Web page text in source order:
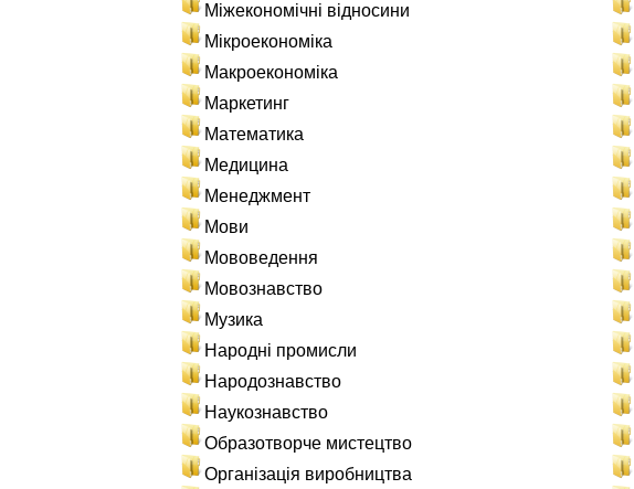
Міжекономічні відносини
Мікроекономіка
Макроекономіка
Маркетинг
Математика
Медицина
Менеджмент
Мови
Мововедення
Мовознавство
Музика
Народні промисли
Народознавство
Наукознавство
Образотворче мистецтво
Організація виробництва